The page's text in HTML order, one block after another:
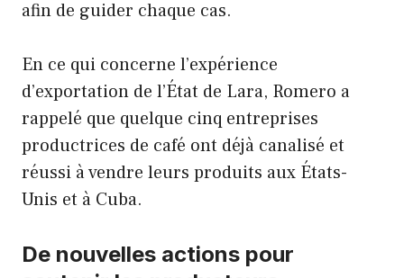
afin de guider chaque cas.
En ce qui concerne l’expérience
d’exportation de l’État de Lara, Romero a
rappelé que quelque cinq entreprises
productrices de café ont déjà canalisé et
réussi à vendre leurs produits aux États-
Unis et à Cuba.
De nouvelles actions pour